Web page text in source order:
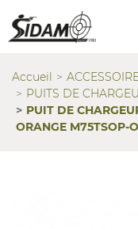
Accueil
PUITS DE
PUIT DE
ORANGE M75TSOP-